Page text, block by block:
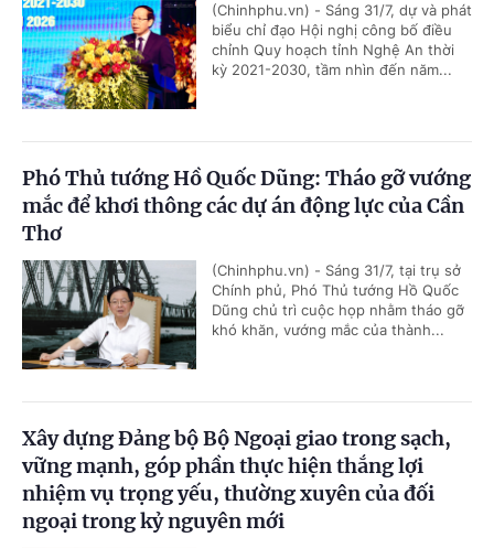
(Chinhphu.vn) - Sáng 31/7, dự và phát
biểu chỉ đạo Hội nghị công bố điều
chỉnh Quy hoạch tỉnh Nghệ An thời
kỳ 2021-2030, tầm nhìn đến năm...
Phó Thủ tướng Hồ Quốc Dũng: Tháo gỡ vướng
mắc để khơi thông các dự án động lực của Cần
Thơ
(Chinhphu.vn) - Sáng 31/7, tại trụ sở
Chính phủ, Phó Thủ tướng Hồ Quốc
Dũng chủ trì cuộc họp nhằm tháo gỡ
khó khăn, vướng mắc của thành...
Xây dựng Đảng bộ Bộ Ngoại giao trong sạch,
vững mạnh, góp phần thực hiện thắng lợi
nhiệm vụ trọng yếu, thường xuyên của đối
ngoại trong kỷ nguyên mới